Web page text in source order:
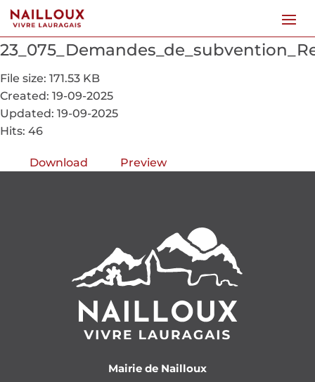
File size: 171.53 KB
Created: 19-09-2025
Updated: 19-09-2025
Hits: 46
Download Preview
Mairie de Nailloux